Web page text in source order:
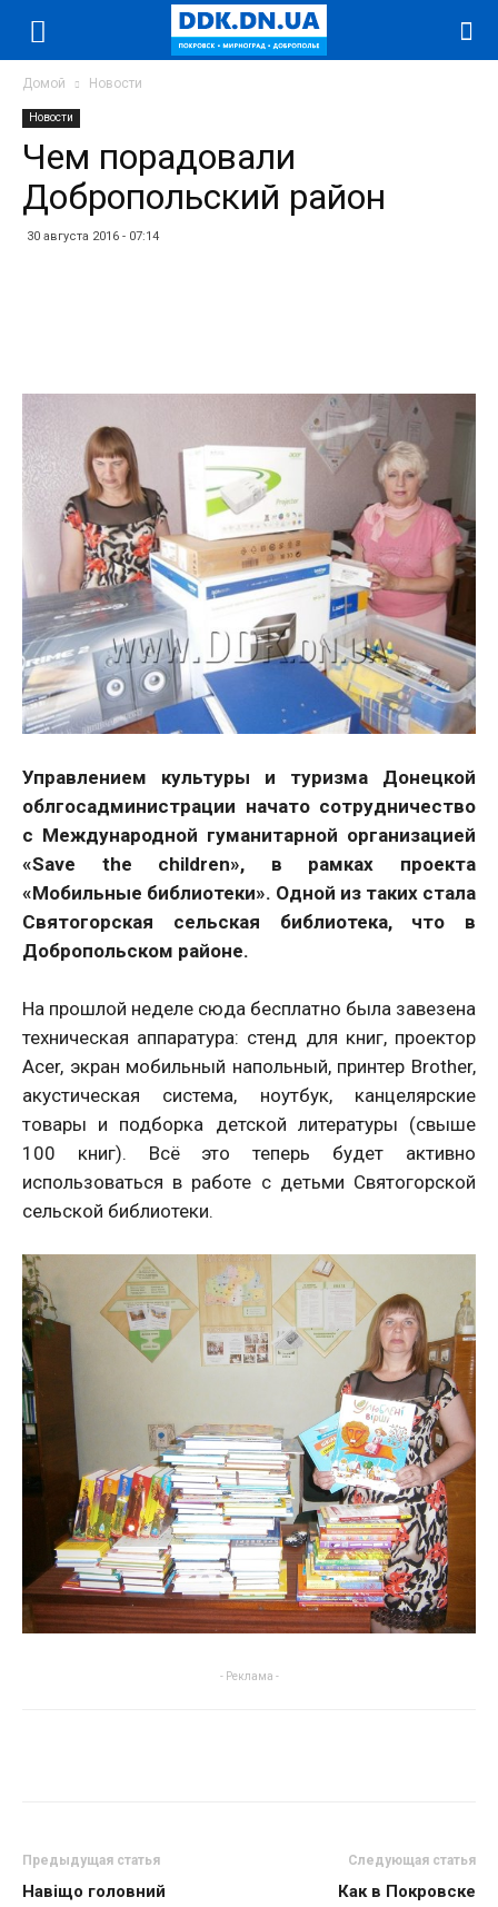
Домой Новости
Новости
Чем порадовали
Добропольский район
30 августа 2016 - 07:14
Управлением культуры и туризма Донецкой
облгосадминистрации начато сотрудничество
с Международной гуманитарной организацией
«Save the children», в рамках проекта
«Мобильные библиотеки». Одной из таких стала
Святогорская сельская библиотека, что в
Добропольском районе.
На прошлой неделе сюда бесплатно была завезена
техническая аппаратура: стенд для книг, проектор
Acer, экран мобильный напольный, принтер Brother,
акустическая система, ноутбук, канцелярские
товары и подборка детской литературы (свыше
100 книг). Всё это теперь будет активно
использоваться в работе с детьми Святогорской
сельской библиотеки.
- Реклама -
Предыдущая статья
Навіщо головний
Следующая статья
Как в Покровске